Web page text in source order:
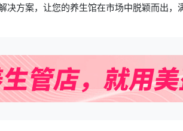
决方案，让您的养生馆在市场中脱颖而出，